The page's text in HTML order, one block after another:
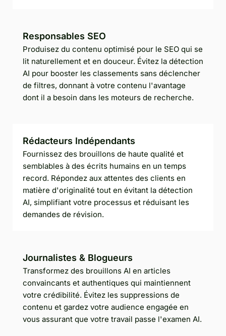
Responsables SEO
Produisez du contenu optimisé pour le SEO qui se
lit naturellement et en douceur. Évitez la détection
AI pour booster les classements sans déclencher
de filtres, donnant à votre contenu l'avantage
dont il a besoin dans les moteurs de recherche.
Rédacteurs Indépendants
Fournissez des brouillons de haute qualité et
semblables à des écrits humains en un temps
record. Répondez aux attentes des clients en
matière d'originalité tout en évitant la détection
AI, simplifiant votre processus et réduisant les
demandes de révision.
Journalistes & Blogueurs
Transformez des brouillons AI en articles
convaincants et authentiques qui maintiennent
votre crédibilité. Évitez les suppressions de
contenu et gardez votre audience engagée en
vous assurant que votre travail passe l'examen AI.